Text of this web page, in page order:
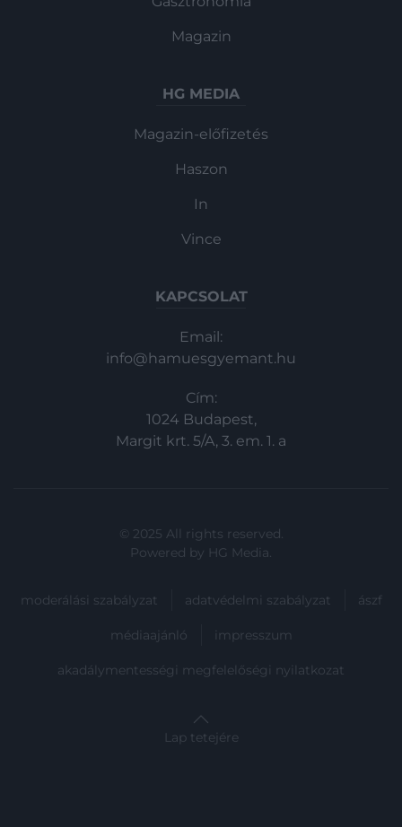
Magazin
HG MEDIA
Magazin-előfizetés
Haszon
In
Vince
KAPCSOLAT
Email:
info@hamuesgyemant.hu
Cím:
1024 Budapest,
Margit krt. 5/A, 3. em. 1. a
© 2025 All rights reserved.
Powered by HG Media.
moderálási szabályzat adatvédelmi szabályzat ászf
médiaajánló impresszum
akadálymentességi megfelelőségi nyilatkozat
Lap tetejére